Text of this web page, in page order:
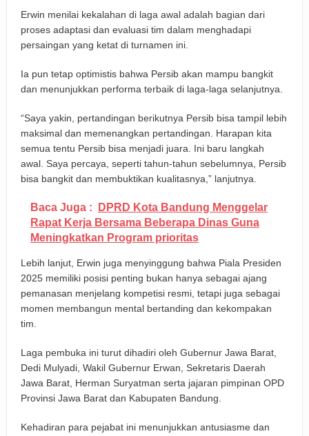
Erwin menilai kekalahan di laga awal adalah bagian dari
proses adaptasi dan evaluasi tim dalam menghadapi
persaingan yang ketat di turnamen ini.
Ia pun tetap optimistis bahwa Persib akan mampu bangkit
dan menunjukkan performa terbaik di laga-laga selanjutnya.
“Saya yakin, pertandingan berikutnya Persib bisa tampil lebih
maksimal dan memenangkan pertandingan. Harapan kita
semua tentu Persib bisa menjadi juara. Ini baru langkah
awal. Saya percaya, seperti tahun-tahun sebelumnya, Persib
bisa bangkit dan membuktikan kualitasnya,” lanjutnya.
Baca Juga :
DPRD Kota Bandung Menggelar
Rapat Kerja Bersama Beberapa Dinas Guna
Meningkatkan Program prioritas
Lebih lanjut, Erwin juga menyinggung bahwa Piala Presiden
2025 memiliki posisi penting bukan hanya sebagai ajang
pemanasan menjelang kompetisi resmi, tetapi juga sebagai
momen membangun mental bertanding dan kekompakan
tim.
Laga pembuka ini turut dihadiri oleh Gubernur Jawa Barat,
Dedi Mulyadi, Wakil Gubernur Erwan, Sekretaris Daerah
Jawa Barat, Herman Suryatman serta jajaran pimpinan OPD
Provinsi Jawa Barat dan Kabupaten Bandung.
Kehadiran para pejabat ini menunjukkan antusiasme dan